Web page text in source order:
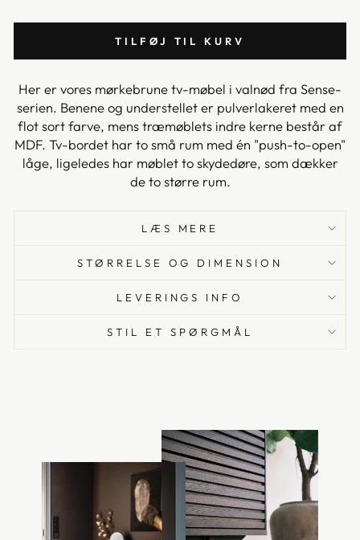
TILFØJ TIL KURV
Her er vores mørkebrune tv-møbel i valnød fra Sense-
serien. Benene og understellet er pulverlakeret med en
flot sort farve, mens træmøblets indre kerne består af
MDF. Tv-bordet har to små rum med én "push-to-open"
låge, ligeledes har møblet to skydedøre, som dækker
de to større rum.
LÆS MERE
STØRRELSE OG DIMENSION
LEVERINGS INFO
STIL ET SPØRGMÅL